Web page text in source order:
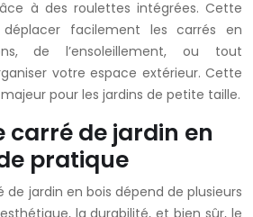
à des roulettes intégrées. Cette
facilement les carrés en
de l’ensoleillement, ou tout
votre espace extérieur. Cette
pour les jardins de petite taille.
carré de jardin en
pratique
de jardin en bois dépend de plusieurs